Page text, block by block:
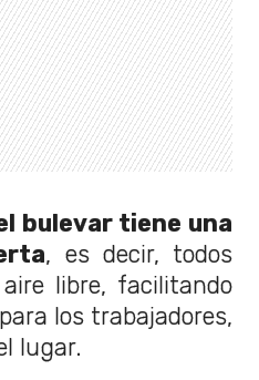
bulevar tiene una
, es decir, todos
libre, facilitando
los trabajadores,
lugar.